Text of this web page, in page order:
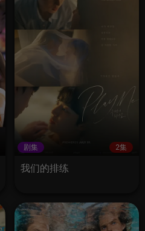
剧集 2集
我们的排练